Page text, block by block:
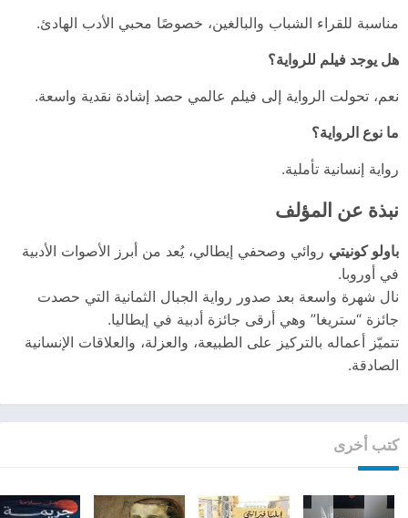
مناسبة للقراء الشباب والبالغين، خصوصًا محبي الأدب الهادئ.
هل يوجد فيلم للرواية؟
نعم، تحولت الرواية إلى فيلم عالمي حصد إشادة نقدية واسعة.
ما نوع الرواية؟
رواية إنسانية تأملية.
نبذة عن المؤلف
باولو كونيتي روائي وصحفي إيطالي، يُعد من أبرز الأصوات الأدبية
في أوروبا.
نال شهرة واسعة بعد صدور رواية الجبال الثمانية التي حصدت
جائزة “ستريغا” وهي أرقى جائزة أدبية في إيطاليا.
تتميّز أعماله بالتركيز على الطبيعة، والعزلة، والعلاقات الإنسانية
الصادقة.
كتب أخرى